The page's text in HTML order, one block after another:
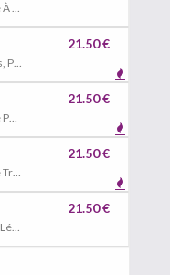
Morceaux D’agneau Cuits Dans Une Sauce À La Mangue
Morceaux D’agneau Au Curry Aux Oignons, Poivrons, Une Sauce Indienne
21.50 €
Morceaux D’agneau Cuits Dans Une Sauce Peu Piquante Avec, Ail, Gingembre, Poivrons, Épinards, Hachés, Tomates
21.50 €
Morceaux D’agneau Cuits Dans Une Sauce Très Piquante Avec Menthe, Jus De Citron
21.50 €
Morceaux D’agneau Cuits Curry Avec Des Légumes Frais
21.50 €